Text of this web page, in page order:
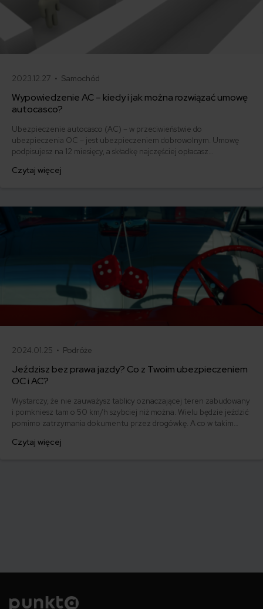
2023.12.27 • Samochód
Wypowiedzenie AC – kiedy i jak można rozwiązać umowę
autocasco?
Ubezpieczenie autocasco (AC) – w przeciwieństwie do
ubezpieczenia OC – jest ubezpieczeniem dobrowolnym. Umowę
podpisujesz na 12 miesięcy, a składkę najczęściej opłacasz
ofertę lub zdecydowałeś się sprzedać samochód w trakcie trwania
Czytaj więcej
2024.01.25 • Podróże
Jeździsz bez prawa jazdy? Co z Twoim ubezpieczeniem
OC i AC?
Wystarczy, że nie zauważysz tablicy oznaczającej teren zabudowany
i pomkniesz tam o 50 km/h szybciej niż można. Wielu będzie jeździć
pomimo zatrzymania dokumentu przez drogówkę. A co w takim
Czytaj więcej